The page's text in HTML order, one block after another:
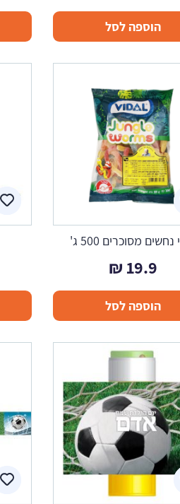
הוספה לסל
נחשים מסוכרים 500 ג'
19.9
₪
הוספה לסל